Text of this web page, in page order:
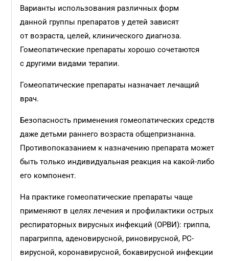
Варианты использования различных форм
данной группы препаратов у детей зависят
от возраста, целей, клинического диагноза.
Гомеопатические препараты хорошо сочетаются
с другими видами терапии.
Гомеопатические препараты назначает лечащий
врач.
Безопасность применения гомеопатических средств
даже детьми раннего возраста общепризнанна.
Противопоказанием к назначению препарата может
быть только индивидуальная реакция на какой-либо
его компонент.
На практике гомеопатические препараты чаще
применяют в целях лечения и профилактики острых
респираторных вирусных инфекций (ОРВИ): гриппа,
парагриппа, аденовирусной, риновирусной, РС-
вирусной, коронавирусной, бокавирусной инфекции